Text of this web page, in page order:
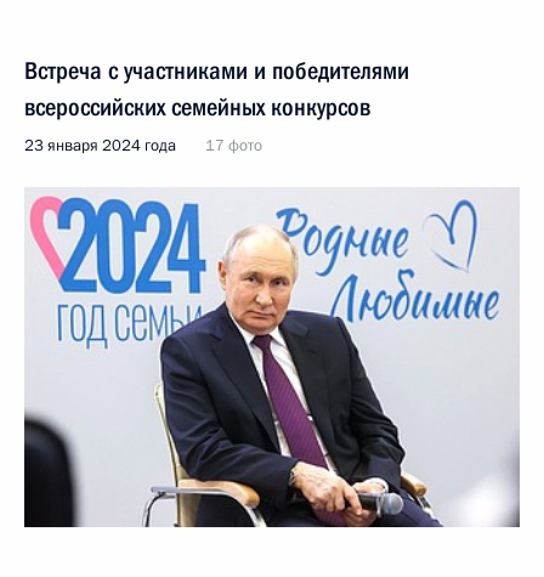
Встреча с участниками и победителями
всероссийских семейных конкурсов
23 января 2024 года 17 фото